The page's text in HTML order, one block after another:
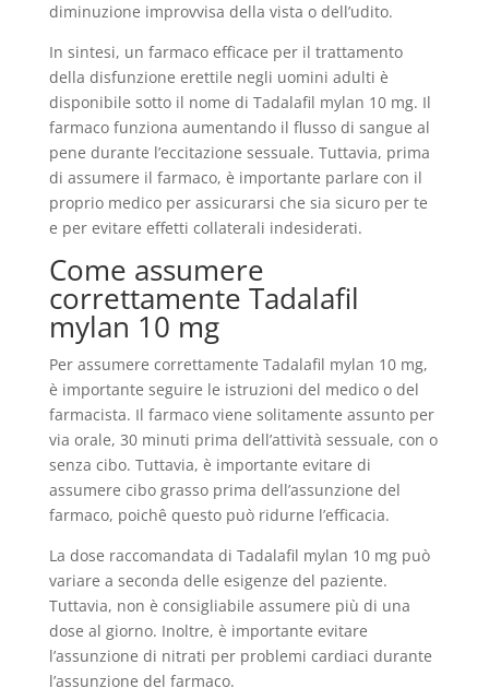
diminuzione improvvisa della vista o dell’udito.
In sintesi, un farmaco efficace per il trattamento
della disfunzione erettile negli uomini adulti è
disponibile sotto il nome di Tadalafil mylan 10 mg. Il
farmaco funziona aumentando il flusso di sangue al
pene durante l’eccitazione sessuale. Tuttavia, prima
di assumere il farmaco, è importante parlare con il
proprio medico per assicurarsi che sia sicuro per te
e per evitare effetti collaterali indesiderati.
Come assumere
correttamente Tadalafil
mylan 10 mg
Per assumere correttamente Tadalafil mylan 10 mg,
è importante seguire le istruzioni del medico o del
farmacista. Il farmaco viene solitamente assunto per
via orale, 30 minuti prima dell’attività sessuale, con o
senza cibo. Tuttavia, è importante evitare di
assumere cibo grasso prima dell’assunzione del
farmaco, poichê questo può ridurne l’efficacia.
La dose raccomandata di Tadalafil mylan 10 mg può
variare a seconda delle esigenze del paziente.
Tuttavia, non è consigliabile assumere più di una
dose al giorno. Inoltre, è importante evitare
l’assunzione di nitrati per problemi cardiaci durante
l’assunzione del farmaco.